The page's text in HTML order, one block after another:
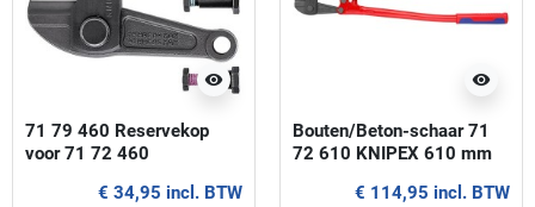
visibility
71 79 460 Reservekop
voor 71 72 460
€ 34,95 incl. BTW
visibility
Bouten/Beton-schaar 71
72 610 KNIPEX 610 mm
€ 114,95 incl. BTW